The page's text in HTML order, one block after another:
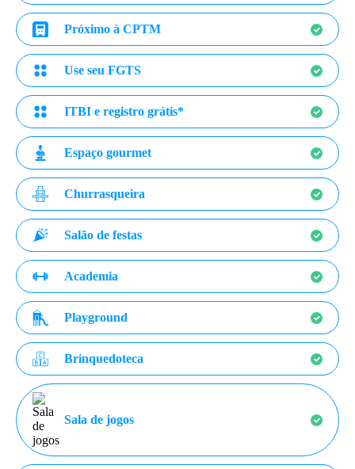
Próximo à CPTM
Use seu FGTS
ITBI e registro grátis*
Espaço gourmet
Churrasqueira
Salão de festas
Academia
Playground
Brinquedoteca
Sala de jogos